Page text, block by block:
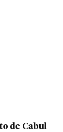
de Cabul